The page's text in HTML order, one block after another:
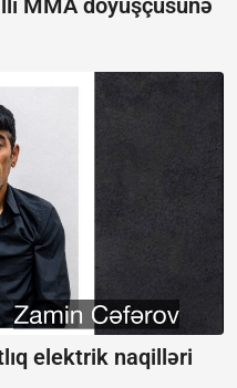
elektrik naqilləri